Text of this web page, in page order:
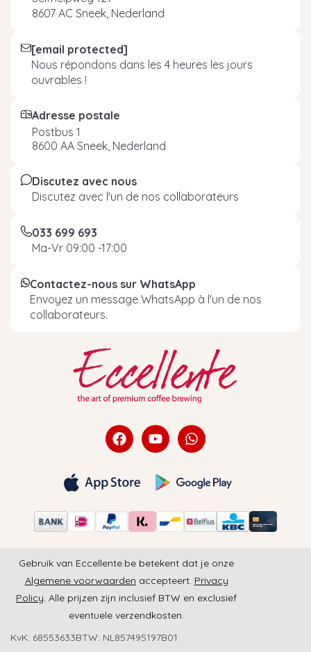
8607 AC Sneek, Nederland
[email protected]
Nous répondons dans les 4 heures les jours
ouvrables !
Adresse postale
Postbus 1
8600 AA Sneek, Nederland
Discutez avec nous
Discutez avec l'un de nos collaborateurs
033 699 693
Ma-Vr 09:00 -17:00
Contactez-nous sur WhatsApp
Envoyez un message WhatsApp à l'un de nos
collaborateurs.
Gebruik van Eccellente.be betekent dat je onze
Algemene voorwaarden accepteert. Privacy
Policy. Alle prijzen zijn inclusief BTW en exclusief
eventuele verzendkosten.
KvK: 68553633BTW: NL857495197B01